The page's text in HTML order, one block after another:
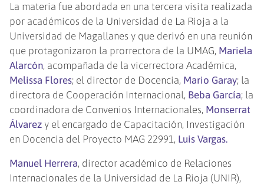
La materia fue abordada en una tercera visita realizada
por académicos de la Universidad de La Rioja a la
Universidad de Magallanes y que derivó en una reunión
que protagonizaron la prorrectora de la UMAG, Mariela
Alarcón, acompañada de la vicerrectora Académica,
Melissa Flores; el director de Docencia, Mario Garay; la
directora de Cooperación Internacional, Beba García; la
coordinadora de Convenios Internacionales, Monserrat
Álvarezy el encargado de Capacitación, Investigación
en Docencia del Proyecto MAG 22991, Luis Vargas.
Manuel Herrera, director académico de Relaciones
Internacionales de la Universidad de La Rioja (UNIR),